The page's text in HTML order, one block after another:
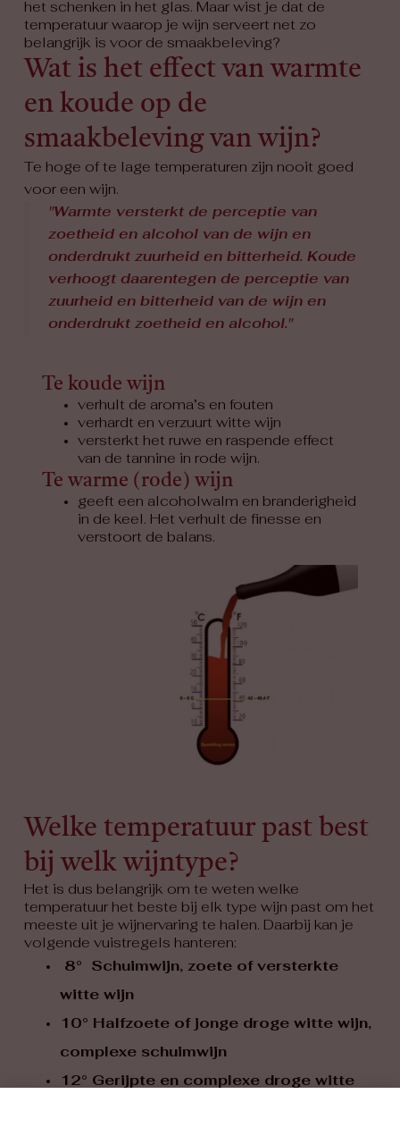
het schenken in het glas. Maar wist je dat de
temperatuur waarop je wijn serveert net zo
belangrijk is voor de smaakbeleving?
Wat is het effect van warmte
en koude op de
smaakbeleving van wijn?
Te hoge of te lage temperaturen zijn nooit goed
voor een wijn.
"Warmte versterkt de perceptie van
zoetheid en alcohol van de wijn en
onderdrukt zuurheid en bitterheid. Koude
verhoogt daarentegen de perceptie van
zuurheid en bitterheid van de wijn en
onderdrukt zoetheid en alcohol."
Te koude wijn
verhult de aroma’s en fouten
verhardt en verzuurt witte wijn
versterkt het ruwe en raspende effect
van de tannine in rode wijn.
Te warme (rode) wijn
geeft een alcoholwalm en branderigheid
in de keel. Het verhult de finesse en
verstoort de balans.
Welke temperatuur past best
bij welk wijntype?
Het is dus belangrijk om te weten welke
temperatuur het beste bij elk type wijn past om het
meeste uit je wijnervaring te halen. Daarbij kan je
volgende vuistregels hanteren:
8° Schuimwijn, zoete of versterkte
witte wijn
10° Halfzoete of jonge droge witte wijn,
complexe schuimwijn
12° Gerijpte en complexe droge witte